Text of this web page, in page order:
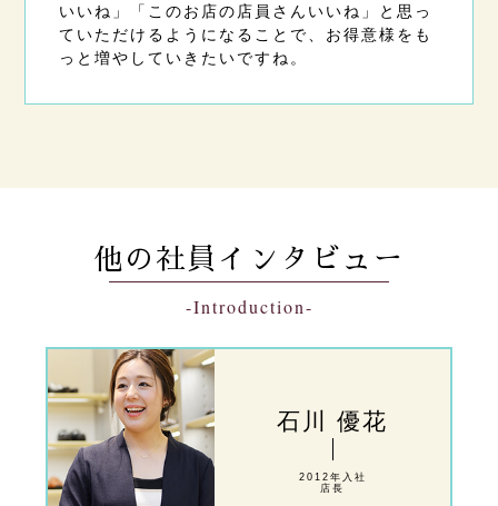
いいね」「このお店の店員さんいいね」と思っ
ていただけるようになることで、お得意様をも
っと増やしていきたいですね。
他の社員インタビュー
-Introduction-
石川 優花
2012年入社
店長